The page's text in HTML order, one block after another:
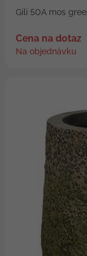
Gili 50A mos
Cena na dotaz
Na objednávku